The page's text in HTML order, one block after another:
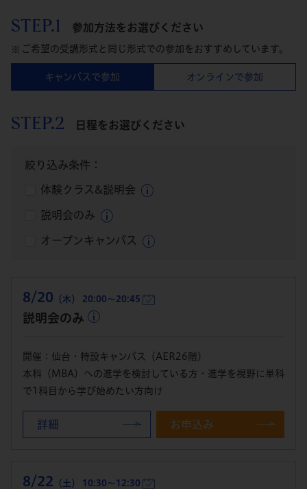
STEP.1 参加方法をお選びください
ご希望の受講形式と同じ形式での参加をおすすめしています。
キャンパスで参加 オンラインで参加
STEP.2 日程をお選びください
絞り込み条件：
体験クラス&説明会
説明会のみ
オープンキャンパス
8/20 （木） 20:00～20:45
説明会のみ
開催：仙台・特設キャンパス（AER26階）
本科（MBA）への進学を検討している方・進学を視野に単科
で1科目から学び始めたい方向け
詳細 お申込み
8/22 （土） 10:30～12:30